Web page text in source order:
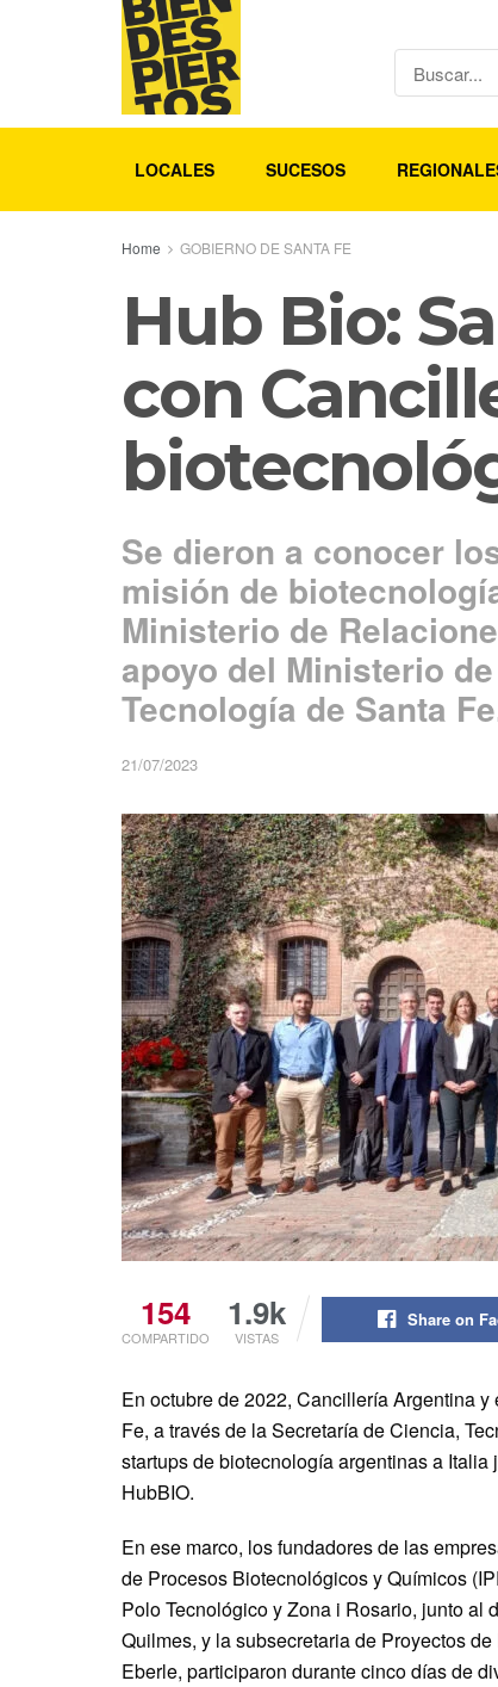
LOCALES SUCESOS
Home GOBIERNO DE SANTA FE
Hub Bio:
con
Se dieron a conocer
misión de
Ministerio de
apoyo del Ministerio
Tecnología de Santa
21/07/2023
154
COMPARTIDO
1.9k
VISTAS
Share on
En octubre de 2022, Cancillería Argentina
Fe, a través de la Secretaría de Ciencia,
startups de biotecnología argentinas a
HubBIO.
En ese marco, los fundadores de las
de Procesos Biotecnológicos y Químicos
Polo Tecnológico y Zona i Rosario, junto al
Quilmes, y la subsecretaria de Proyectos
Eberle, participaron durante cinco días de